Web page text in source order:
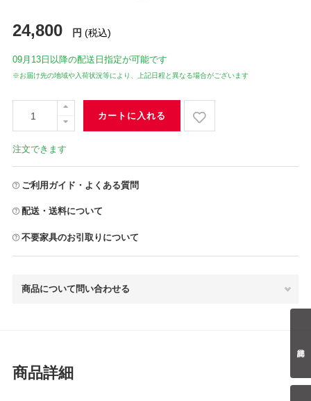
24,800 円 (税込)
09月13日 以降の配送日指定が可能です
※お届け先の地域や入荷状況等により、上記日程と異なる場合がございます
カートに入れる
注文できます
ご利用ガイド・よくある質問
配送・送料について
不要家具のお引取りについて
商品について問い合わせる
商品詳細